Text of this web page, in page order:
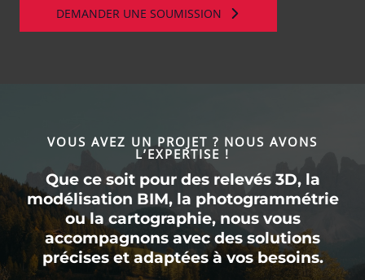
DEMANDER UNE SOUMISSION
VOUS AVEZ UN PROJET ? NOUS AVONS
L’EXPERTISE !
Que ce soit pour des relevés 3D, la
modélisation BIM, la photogrammétrie
ou la cartographie, nous vous
accompagnons avec des solutions
précises et adaptées à vos besoins.